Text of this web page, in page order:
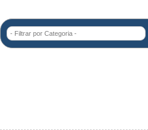
- Filtrar por Categoria -